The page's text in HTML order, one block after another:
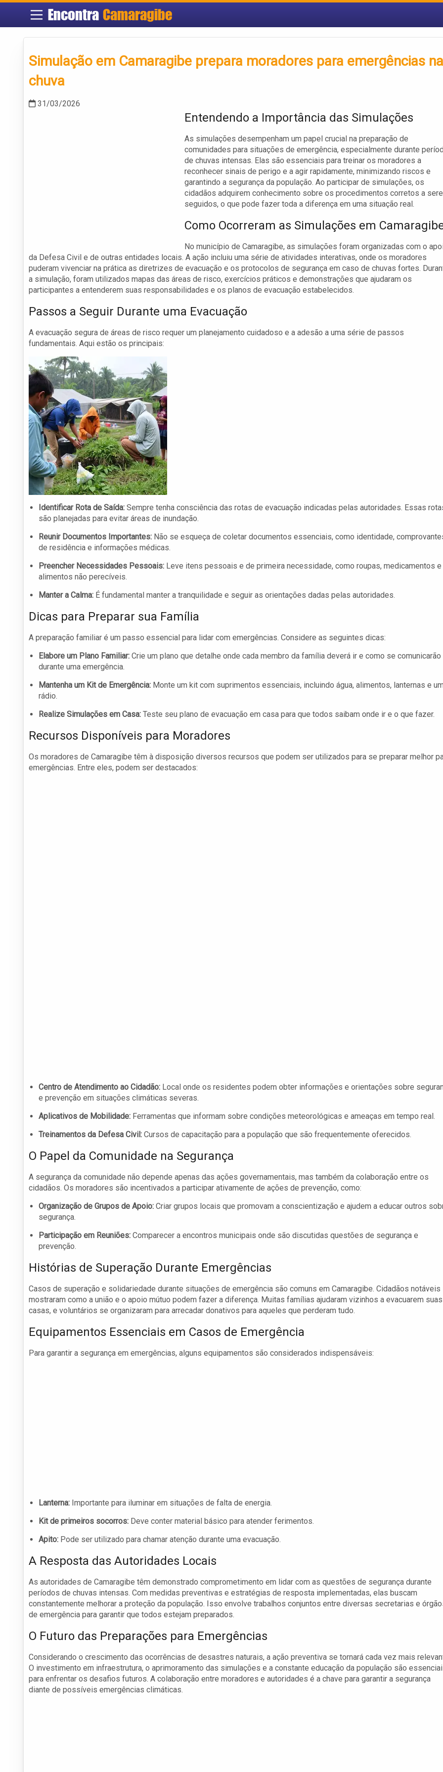
EncontraCamaragibe
Simulação em Camaragibe prepara moradores para emergências na
chuva
31/03/2026
Entendendo a Importância das Simulações
As simulações desempenham um papel crucial na preparação de
comunidades para situações de emergência, especialmente durante
de chuvas intensas. Elas são essenciais para treinar os moradores a
reconhecer sinais de perigo e a agir rapidamente, minimizando riscos e
garantindo a segurança da população. Ao participar de simulações, os
cidadãos adquirem conhecimento sobre os procedimentos corretos a
seguidos, o que pode fazer toda a diferença em uma situação real.
Como Ocorreram as Simulações em
No município de Camaragibe, as simulações foram organizadas com o
da Defesa Civil e de outras entidades locais. A ação incluiu uma série de atividades interativas, onde os moradores
puderam vivenciar na prática as diretrizes de evacuação e os protocolos de segurança em caso de chuvas fortes.
a simulação, foram utilizados mapas das áreas de risco, exercícios práticos e demonstrações que ajudaram os
participantes a entenderem suas responsabilidades e os planos de evacuação estabelecidos.
Passos a Seguir Durante uma Evacuação
A evacuação segura de áreas de risco requer um planejamento cuidadoso e a adesão a uma série de passos
fundamentais. Aqui estão os principais:
Identificar Rota de Saída: Sempre tenha consciência das rotas de evacuação indicadas pelas autoridades. Essas
são planejadas para evitar áreas de inundação.
Reunir Documentos Importantes: Não se esqueça de coletar documentos essenciais, como identidade,
de residência e informações médicas.
Preencher Necessidades Pessoais: Leve itens pessoais e de primeira necessidade, como roupas, medicamentos e
alimentos não perecíveis.
Manter a Calma: É fundamental manter a tranquilidade e seguir as orientações dadas pelas autoridades.
Dicas para Preparar sua Família
A preparação familiar é um passo essencial para lidar com emergências. Considere as seguintes dicas:
Elabore um Plano Familiar: Crie um plano que detalhe onde cada membro da família deverá ir e como se comunicarão
durante uma emergência.
Mantenha um Kit de Emergência: Monte um kit com suprimentos essenciais, incluindo água, alimentos, lanternas e
rádio.
Realize Simulações em Casa: Teste seu plano de evacuação em casa para que todos saibam onde ir e o que fazer.
Recursos Disponíveis para Moradores
Os moradores de Camaragibe têm à disposição diversos recursos que podem ser utilizados para se preparar melhor
emergências. Entre eles, podem ser destacados:
Centro de Atendimento ao Cidadão: Local onde os residentes podem obter informações e orientações sobre
e prevenção em situações climáticas severas.
Aplicativos de Mobilidade: Ferramentas que informam sobre condições meteorológicas e ameaças em tempo real.
Treinamentos da Defesa Civil: Cursos de capacitação para a população que são frequentemente oferecidos.
O Papel da Comunidade na Segurança
A segurança da comunidade não depende apenas das ações governamentais, mas também da colaboração entre os
cidadãos. Os moradores são incentivados a participar ativamente de ações de prevenção, como:
Organização de Grupos de Apoio: Criar grupos locais que promovam a conscientização e ajudem a educar outros
segurança.
Participação em Reuniões: Comparecer a encontros municipais onde são discutidas questões de segurança e
prevenção.
Histórias de Superação Durante Emergências
Casos de superação e solidariedade durante situações de emergência são comuns em Camaragibe. Cidadãos notáveis
mostraram como a união e o apoio mútuo podem fazer a diferença. Muitas famílias ajudaram vizinhos a evacuarem suas
casas, e voluntários se organizaram para arrecadar donativos para aqueles que perderam tudo.
Equipamentos Essenciais em Casos de Emergência
Para garantir a segurança em emergências, alguns equipamentos são considerados indispensáveis:
Lanterna: Importante para iluminar em situações de falta de energia.
Kit de primeiros socorros: Deve conter material básico para atender ferimentos.
Apito: Pode ser utilizado para chamar atenção durante uma evacuação.
A Resposta das Autoridades Locais
As autoridades de Camaragibe têm demonstrado comprometimento em lidar com as questões de segurança durante
períodos de chuvas intensas. Com medidas preventivas e estratégias de resposta implementadas, elas buscam
constantemente melhorar a proteção da população. Isso envolve trabalhos conjuntos entre diversas secretarias e
de emergência para garantir que todos estejam preparados.
O Futuro das Preparações para Emergências
Considerando o crescimento das ocorrências de desastres naturais, a ação preventiva se tornará cada vez mais
O investimento em infraestrutura, o aprimoramento das simulações e a constante educação da população são
para enfrentar os desafios futuros. A colaboração entre moradores e autoridades é a chave para garantir a segurança
diante de possíveis emergências climáticas.